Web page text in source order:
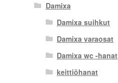
Damixa
Damixa suihkut
Damixa varaosat
Damixa wc -hanat
keittiöhanat